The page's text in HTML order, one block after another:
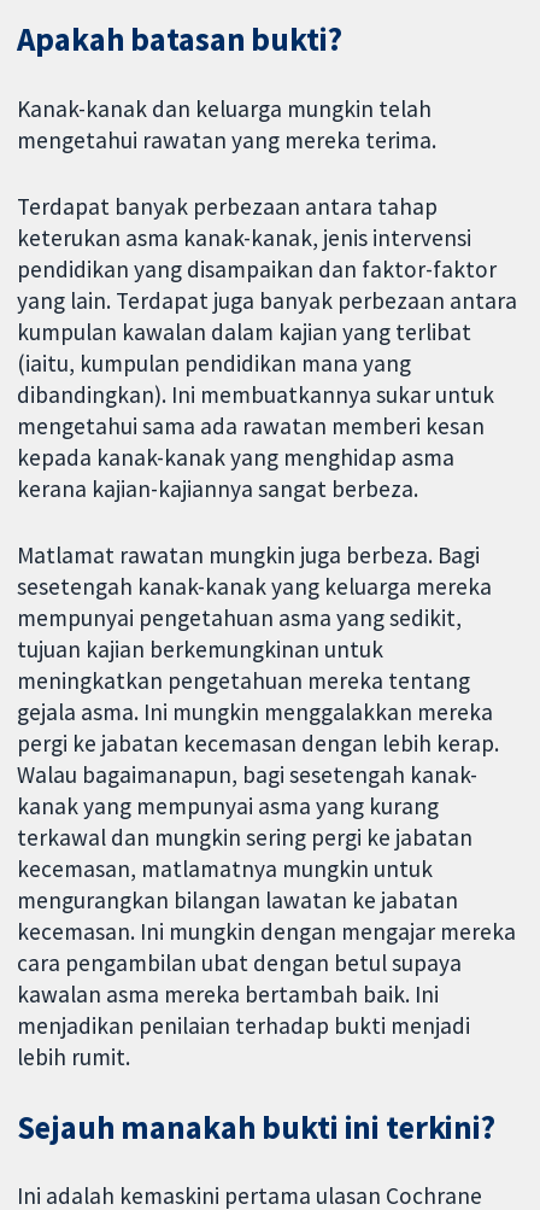
Apakah batasan bukti?
Kanak-kanak dan keluarga mungkin telah
mengetahui rawatan yang mereka terima.
Terdapat banyak perbezaan antara tahap
keterukan asma kanak-kanak, jenis intervensi
pendidikan yang disampaikan dan faktor-faktor
yang lain. Terdapat juga banyak perbezaan antara
kumpulan kawalan dalam kajian yang terlibat
(iaitu, kumpulan pendidikan mana yang
dibandingkan). Ini membuatkannya sukar untuk
mengetahui sama ada rawatan memberi kesan
kepada kanak-kanak yang menghidap asma
kerana kajian-kajiannya sangat berbeza.
Matlamat rawatan mungkin juga berbeza. Bagi
sesetengah kanak-kanak yang keluarga mereka
mempunyai pengetahuan asma yang sedikit,
tujuan kajian berkemungkinan untuk
meningkatkan pengetahuan mereka tentang
gejala asma. Ini mungkin menggalakkan mereka
pergi ke jabatan kecemasan dengan lebih kerap.
Walau bagaimanapun, bagi sesetengah kanak-
kanak yang mempunyai asma yang kurang
terkawal dan mungkin sering pergi ke jabatan
kecemasan, matlamatnya mungkin untuk
mengurangkan bilangan lawatan ke jabatan
kecemasan. Ini mungkin dengan mengajar mereka
cara pengambilan ubat dengan betul supaya
kawalan asma mereka bertambah baik. Ini
menjadikan penilaian terhadap bukti menjadi
lebih rumit.
Sejauh manakah bukti ini terkini?
Ini adalah kemaskini pertama ulasan Cochrane